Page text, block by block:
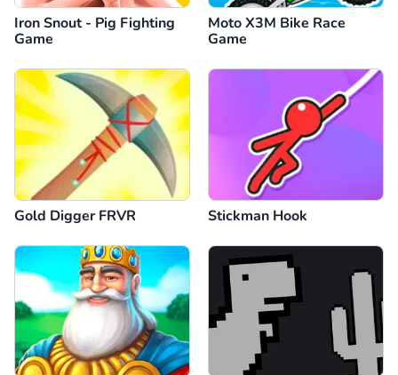
Iron Snout - Pig Fighting
Game
Moto X3M Bike Race
Game
Gold Digger FRVR Stickman Hook